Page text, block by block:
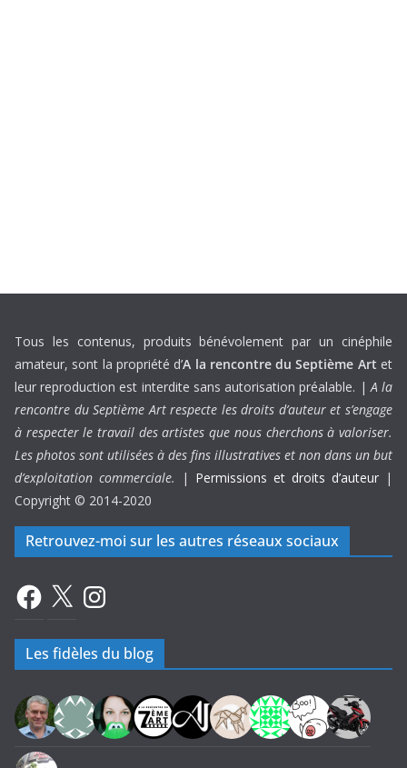
Tous les contenus, produits bénévolement par un cinéphile
amateur, sont la propriété d’A la rencontre du Septième Art et
leur reproduction est interdite sans autorisation préalable. |A la
rencontre du Septième Art respecte les droits d’auteur et s’engage
à respecter le travail des artistes que nous cherchons à valoriser.
Les photos sont utilisées à des fins illustratives et non dans un but
d’exploitation commerciale.
| Permissions et droits d’auteur |
Copyright © 2014-2020
Retrouvez-moi sur les autres réseaux sociaux
Facebook
X Instagram
Les fidèles du blog